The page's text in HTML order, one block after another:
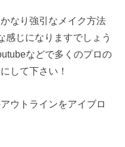
なり強引なメイク方法
感じになりますでしょう
などで多くのプロの
して下さい！
ウトラインをアイブロ